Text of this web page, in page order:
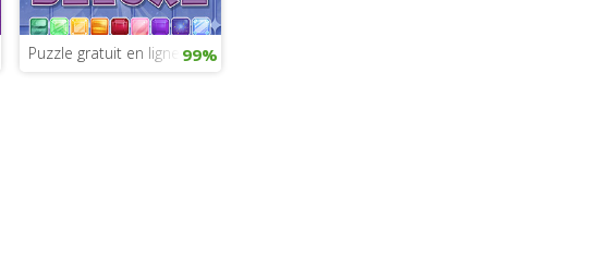
Puzzle gratuit en ligne 99%